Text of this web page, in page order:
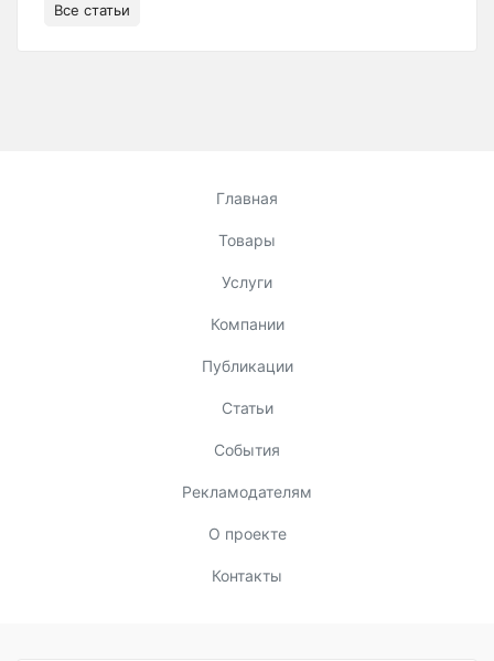
Все статьи
Главная
Товары
Услуги
Компании
Публикации
Статьи
События
Рекламодателям
О проекте
Контакты